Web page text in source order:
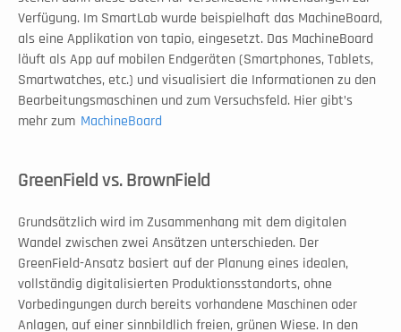
Verfügung. Im SmartLab wurde beispielhaft das MachineBoard,
als eine Applikation von tapio, eingesetzt. Das MachineBoard
läuft als App auf mobilen Endgeräten (Smartphones, Tablets,
Smartwatches, etc.) und visualisiert die Informationen zu den
Bearbeitungsmaschinen und zum Versuchsfeld. Hier gibt’s
mehr zum MachineBoard
GreenField vs. BrownField
Grundsätzlich wird im Zusammenhang mit dem digitalen
Wandel zwischen zwei Ansätzen unterschieden. Der
GreenField-Ansatz basiert auf der Planung eines idealen,
vollständig digitalisierten Produktionsstandorts, ohne
Vorbedingungen durch bereits vorhandene Maschinen oder
Anlagen, auf einer sinnbildlich freien, grünen Wiese. In den